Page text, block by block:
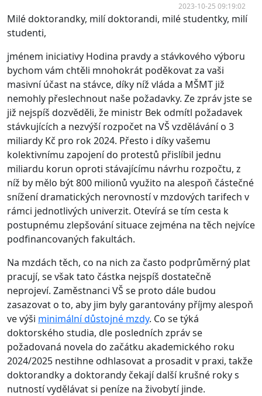
2023-10-25 09:19:02
Milé doktorandky, milí doktorandi, milé studentky, milí
studenti,
jménem iniciativy Hodina pravdy a stávkového výboru
bychom vám chtěli mnohokrát poděkovat za vaši
masivní účast na stávce, díky níž vláda a MŠMT již
nemohly přeslechnout naše požadavky. Ze zpráv jste se
již nejspíš dozvěděli, že ministr Bek odmítl požadavek
stávkujících a nezvýší rozpočet na VŠ vzdělávání o 3
miliardy Kč pro rok 2024. Přesto i díky vašemu
kolektivnímu zapojení do protestů přislíbil jednu
miliardu korun oproti stávajícímu návrhu rozpočtu, z
níž by mělo být 800 milionů využito na alespoň částečné
snížení dramatických nerovností v mzdových tarifech v
rámci jednotlivých univerzit. Otevírá se tím cesta k
postupnému zlepšování situace zejména na těch nejvíce
podfinancovaných fakultách.
Na mzdách těch, co na nich za často podprůměrný plat
pracují, se však tato částka nejspíš dostatečně
neprojeví. Zaměstnanci VŠ se proto dále budou
zasazovat o to, aby jim byly garantovány příjmy alespoň
ve výši minimální důstojné mzdy. Co se týká
doktorského studia, dle posledních zpráv se
požadovaná novela do začátku akademického roku
2024/2025 nestihne odhlasovat a prosadit v praxi, takže
doktorandky a doktorandy čekají další krušné roky s
nutností vydělávat si peníze na živobytí jinde.